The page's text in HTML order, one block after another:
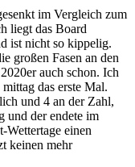
im Vergleich zum
liegt das Board
ist nicht so kippelig.
großen Fasen an den
auch schon. Ich
das erste Mal.
und 4 an der Zahl,
und der endete im
einen
keinen mehr